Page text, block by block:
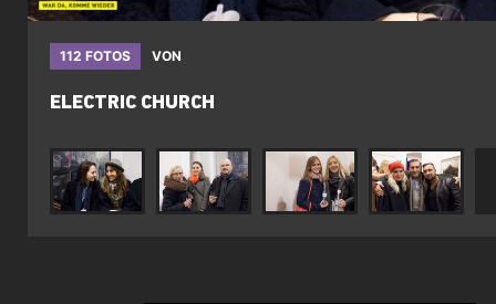
112 FOTOS VON
ELECTRIC CHURCH